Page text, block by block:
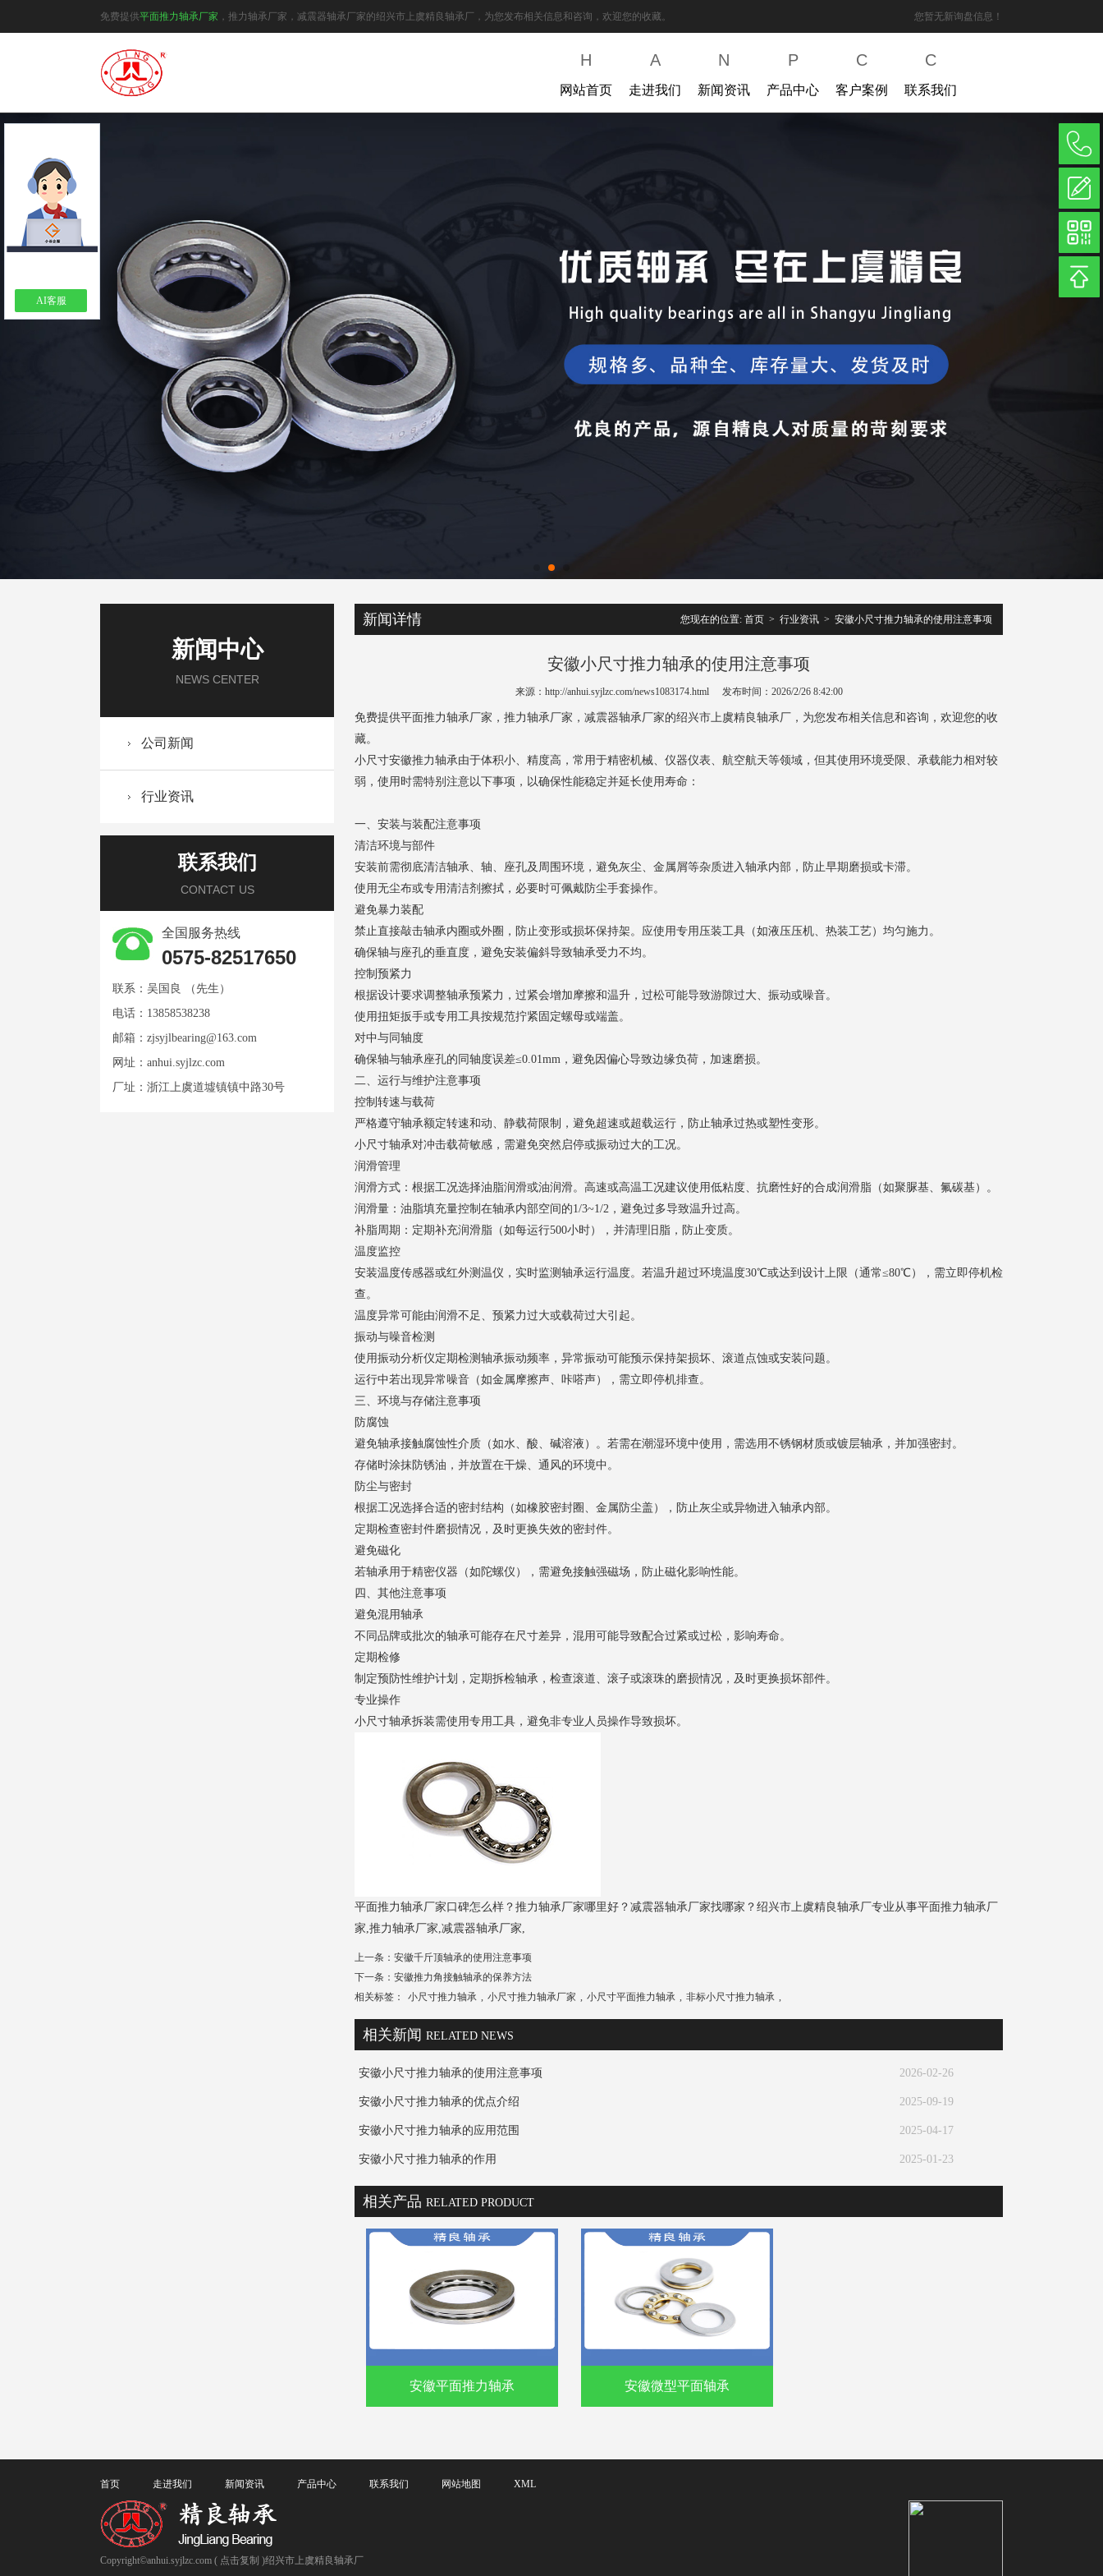
免费提供平面推力轴承厂家 ，推力轴承厂家，减震器轴承厂家的绍兴市上虞精良轴承厂，为您发布相关信息和咨询，欢迎您的收藏。 您暂无新询盘信息！
H
网站首页
A
走进我们
N
新闻资讯
P
产品中心
C
客户案例
C
联系我们
新闻中心
NEWS CENTER
公司新闻
行业资讯
联系我们
CONTACT US
全国服务热线
0575-82517650
联系：吴国良 （先生）
电话：13858538238
邮箱： zjsyjlbearing@163.com
网址： anhui.syjlzc.com
厂址：浙江上虞道墟镇镇中路30号
新闻详情 您现在的位置: 首页 > 行业资讯 > 安徽小尺寸推力轴承的使用注意事项
安徽小尺寸推力轴承的使用注意事项
来源：http://anhui.syjlzc.com/news1083174.html 发布时间：2026/2/26 8:42:00
免费提供平面推力轴承厂家 ，推力轴承厂家，减震器轴承厂家的绍兴市上虞精良轴承厂，为您发布相关信息和咨询，欢迎您的收
藏。
小尺寸安徽推力轴承由于体积小、精度高，常用于精密机械、仪器仪表、航空航天等领域，但其使用环境受限、承载能力相对较
弱，使用时需特别注意以下事项，以确保性能稳定并延长使用寿命：
一、安装与装配注意事项
清洁环境与部件
安装前需彻底清洁轴承、轴、座孔及周围环境，避免灰尘、金属屑等杂质进入轴承内部，防止早期磨损或卡滞。
使用无尘布或专用清洁剂擦拭，必要时可佩戴防尘手套操作。
避免暴力装配
禁止直接敲击轴承内圈或外圈，防止变形或损坏保持架。应使用专用压装工具（如液压压机、热装工艺）均匀施力。
确保轴与座孔的垂直度，避免安装偏斜导致轴承受力不均。
控制预紧力
根据设计要求调整轴承预紧力，过紧会增加摩擦和温升，过松可能导致游隙过大、振动或噪音。
使用扭矩扳手或专用工具按规范拧紧固定螺母或端盖。
对中与同轴度
确保轴与轴承座孔的同轴度误差≤0.01mm，避免因偏心导致边缘负荷，加速磨损。
二、运行与维护注意事项
控制转速与载荷
严格遵守轴承额定转速和动、静载荷限制，避免超速或超载运行，防止轴承过热或塑性变形。
小尺寸轴承对冲击载荷敏感，需避免突然启停或振动过大的工况。
润滑管理
润滑方式：根据工况选择油脂润滑或油润滑。高速或高温工况建议使用低粘度、抗磨性好的合成润滑脂（如聚脲基、氟碳基）。
润滑量：油脂填充量控制在轴承内部空间的1/3~1/2，避免过多导致温升过高。
补脂周期：定期补充润滑脂（如每运行500小时），并清理旧脂，防止变质。
温度监控
安装温度传感器或红外测温仪，实时监测轴承运行温度。若温升超过环境温度30℃或达到设计上限（通常≤80℃），需立即停机检
查。
温度异常可能由润滑不足、预紧力过大或载荷过大引起。
振动与噪音检测
使用振动分析仪定期检测轴承振动频率，异常振动可能预示保持架损坏、滚道点蚀或安装问题。
运行中若出现异常噪音（如金属摩擦声、咔嗒声），需立即停机排查。
三、环境与存储注意事项
防腐蚀
避免轴承接触腐蚀性介质（如水、酸、碱溶液）。若需在潮湿环境中使用，需选用不锈钢材质或镀层轴承，并加强密封。
存储时涂抹防锈油，并放置在干燥、通风的环境中。
防尘与密封
根据工况选择合适的密封结构（如橡胶密封圈、金属防尘盖），防止灰尘或异物进入轴承内部。
定期检查密封件磨损情况，及时更换失效的密封件。
避免磁化
若轴承用于精密仪器（如陀螺仪），需避免接触强磁场，防止磁化影响性能。
四、其他注意事项
避免混用轴承
不同品牌或批次的轴承可能存在尺寸差异，混用可能导致配合过紧或过松，影响寿命。
定期检修
制定预防性维护计划，定期拆检轴承，检查滚道、滚子或滚珠的磨损情况，及时更换损坏部件。
专业操作
小尺寸轴承拆装需使用专用工具，避免非专业人员操作导致损坏。
平面推力轴承厂家口碑怎么样？推力轴承厂家哪里好？减震器轴承厂家找哪家？绍兴市上虞精良轴承厂专业从事平面推力轴承厂
家,推力轴承厂家,减震器轴承厂家,
上一条： 安徽千斤顶轴承的使用注意事项
下一条： 安徽推力角接触轴承的保养方法
相关标签：
小尺寸推力轴承 , 小尺寸推力轴承厂家 , 小尺寸平面推力轴承 , 非标小尺寸推力轴承 ,
相关新闻 RELATED NEWS
安徽小尺寸推力轴承的使用注意事项 2026-02-26
安徽小尺寸推力轴承的优点介绍 2025-09-19
安徽小尺寸推力轴承的应用范围 2025-04-17
安徽小尺寸推力轴承的作用 2025-01-23
相关产品 RELATED PRODUCT
安徽平面推力轴承 安徽微型平面轴承
首页 走进我们 新闻资讯 产品中心 联系我们 网站地图 XML
Copyright©anhui.syjlzc.com ( 点击复制 )绍兴市上虞精良轴承厂
AI客服